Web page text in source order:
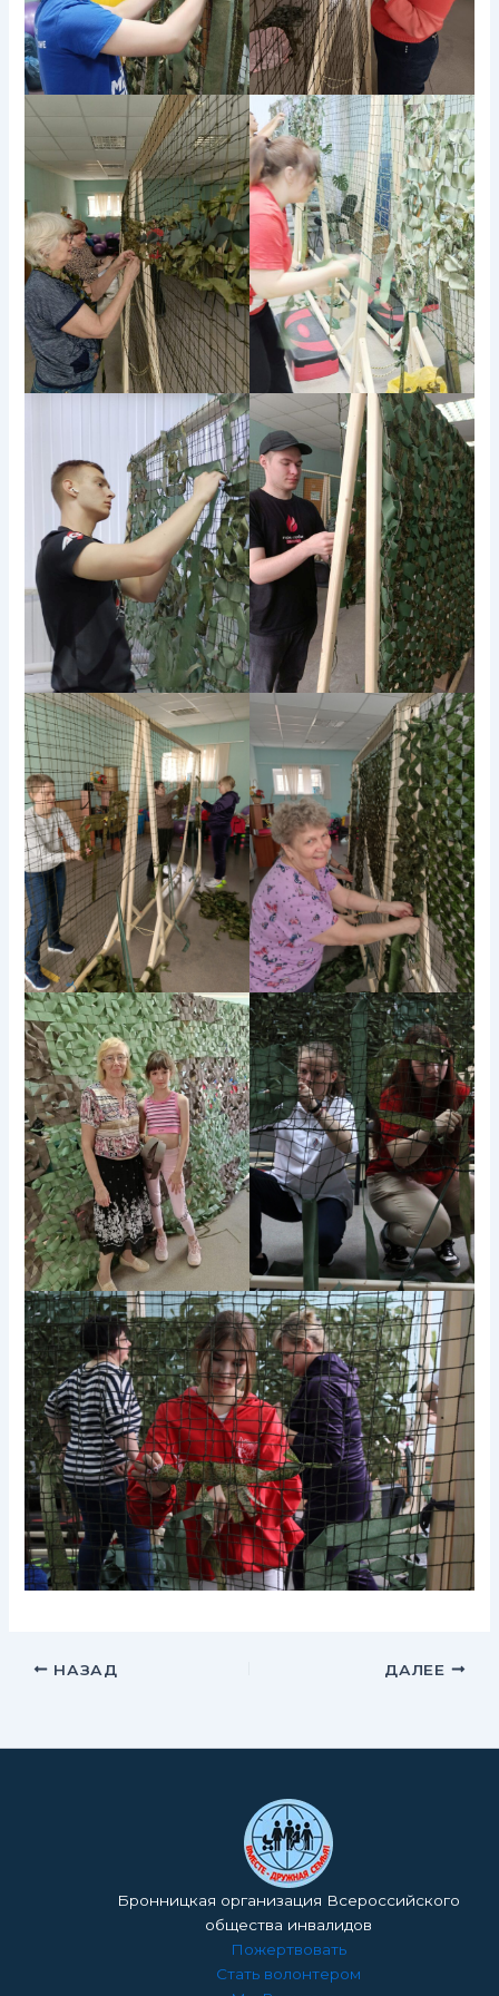
НАЗАД ДАЛЕЕ
Бронницкая организация Всероссийского
общества инвалидов
Пожертвовать
Стать волонтером